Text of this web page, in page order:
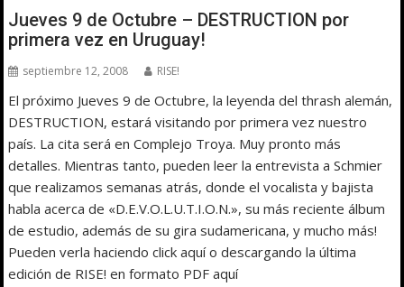
Jueves 9 de Octubre – DESTRUCTION por
primera vez en Uruguay!
septiembre 12, 2008 RISE!
El próximo Jueves 9 de Octubre, la leyenda del thrash alemán,
DESTRUCTION, estará visitando por primera vez nuestro
país. La cita será en Complejo Troya. Muy pronto más
detalles. Mientras tanto, pueden leer la entrevista a Schmier
que realizamos semanas atrás, donde el vocalista y bajista
habla acerca de «D.E.V.O.L.U.T.I.O.N.», su más reciente álbum
de estudio, además de su gira sudamericana, y mucho más!
Pueden verla haciendo click aquí o descargando la última
edición de RISE! en formato PDF aquí